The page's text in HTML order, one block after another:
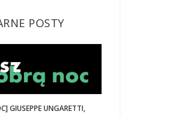
POSTY
GIUSEPPE UNGARETTI,